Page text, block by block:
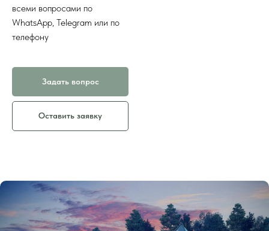
всеми вопросами по
WhatsApp, Telegram или по
телефону
Задать вопрос
Оставить заявку